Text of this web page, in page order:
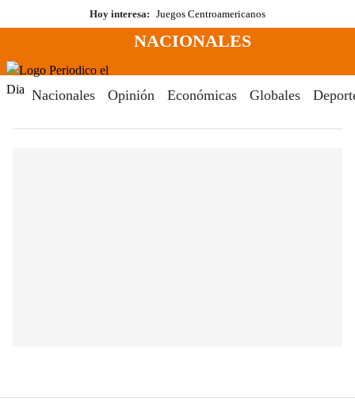
al
Hoy interesa: Juegos Centroamericanos
Menú
NACIONALES
Nacionales Opinión Económicas Globales